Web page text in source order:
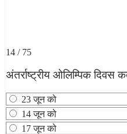
14 / 75
अंतर्राष्‍ट्रीय ओलिम्पिक दिवस
23 जून को
14 जून को
17 जून को